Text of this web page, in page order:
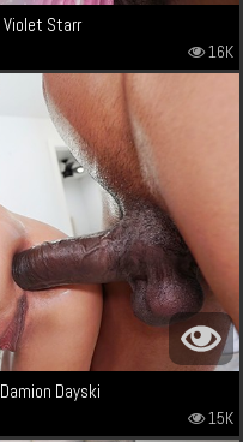
Violet Starr
16K
Damion Dayski
15K